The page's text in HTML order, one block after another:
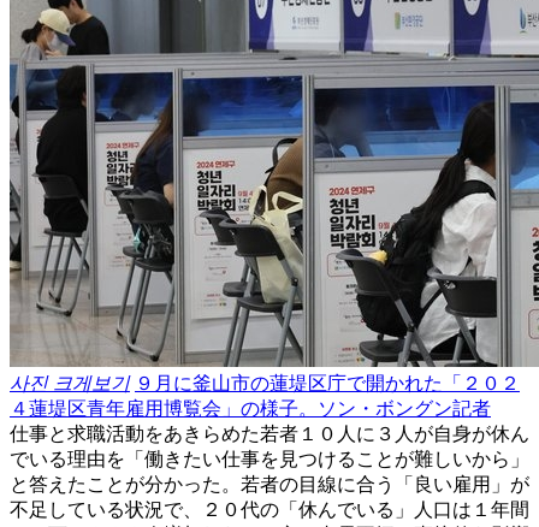
사진 크게보기 ９月に釜山市の蓮堤区庁で開かれた「２０２
４蓮堤区青年雇用博覧会」の様子。ソン・ボングン記者
仕事と求職活動をあきらめた若者１０人に３人が自身が休ん
でいる理由を「働きたい仕事を見つけることが難しいから」
と答えたことが分かった。若者の目線に合う「良い雇用」が
不足している状況で、２０代の「休んでいる」人口は１年間